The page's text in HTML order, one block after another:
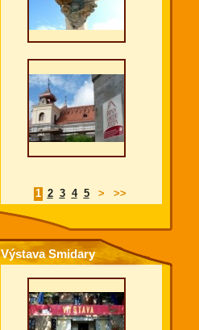
1 2 3 4 5 > >>
Výstava Smidary